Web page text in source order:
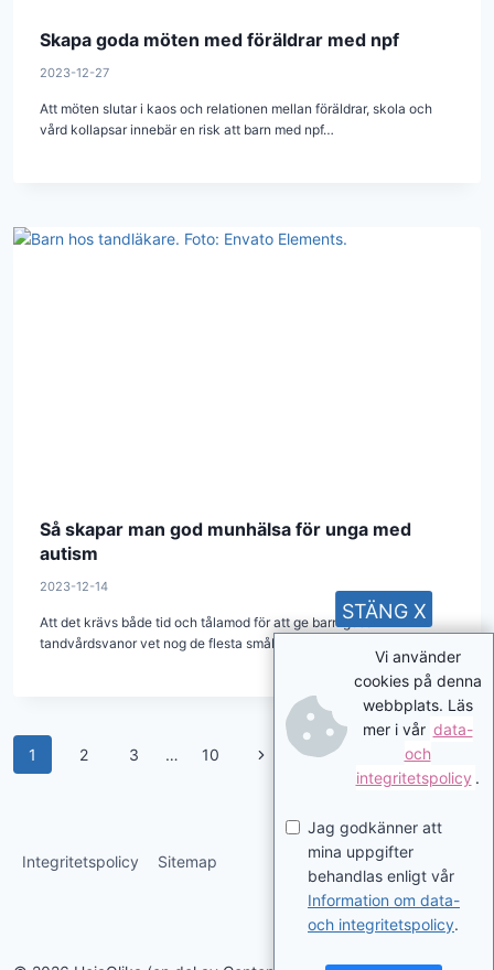
Skapa goda möten med föräldrar med npf
2023-12-27
Att möten slutar i kaos och relationen mellan föräldrar, skola och
vård kollapsar innebär en risk att barn med npf…
Så skapar man god munhälsa för unga med
autism
2023-12-14
Att det krävs både tid och tålamod för att ge barn goda
tandvårdsvanor vet nog de flesta småbarnsföräldrar. Av föräldrar…
Page
1 2 3 … 10
Next
Integritetspolicy Sitemap
Vi använder
cookies på denna
webbplats. Läs
mer i vår data-
och
integritetspolicy .
Jag godkänner att
mina uppgifter
behandlas enligt vår
Information om data-
och integritetspolicy.
STÄNG X